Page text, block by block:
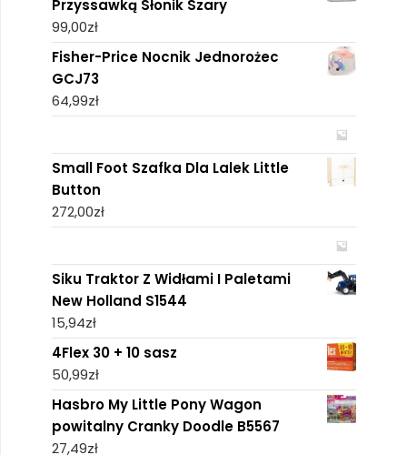
Przyssawką Słonik Szary
99,00zł
Fisher-Price Nocnik Jednorożec
GCJ73
64,99zł
Small Foot Szafka Dla Lalek Little
Button
272,00zł
Siku Traktor Z Widłami I Paletami
New Holland S1544
15,94zł
4Flex 30 + 10 sasz
50,99zł
Hasbro My Little Pony Wagon
powitalny Cranky Doodle B5567
27,49zł